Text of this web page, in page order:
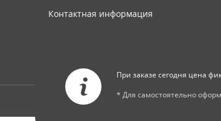
При заказе сегодня цена
* Для самостоятельно
Контактная информация